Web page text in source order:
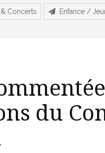
Concerts Enfance /
du